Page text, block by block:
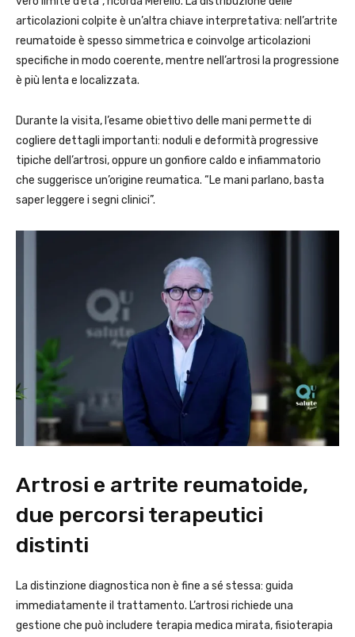
articolazioni colpite è un’altra chiave interpretativa: nell’artrite
reumatoide è spesso simmetrica e coinvolge articolazioni
specifiche in modo coerente, mentre nell’artrosi la progressione
è più lenta e localizzata.
Durante la visita, l’esame obiettivo delle mani permette di
cogliere dettagli importanti: noduli e deformità progressive
tipiche dell’artrosi, oppure un gonfiore caldo e infiammatorio
che suggerisce un’origine reumatica. “Le mani parlano, basta
saper leggere i segni clinici”.
Artrosi e artrite reumatoide,
due percorsi terapeutici
distinti
La distinzione diagnostica non è fine a sé stessa: guida
immediatamente il trattamento. L’artrosi richiede una
gestione che può includere terapia medica mirata, fisioterapia